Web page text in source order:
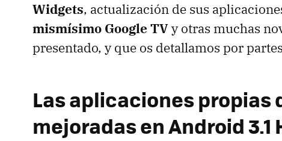
Widgets, actualización de sus
mismísimo Google TVy otras muchas
presentado, y que os detallamos por
Las aplicaciones propias
mejoradas en Android 3.1